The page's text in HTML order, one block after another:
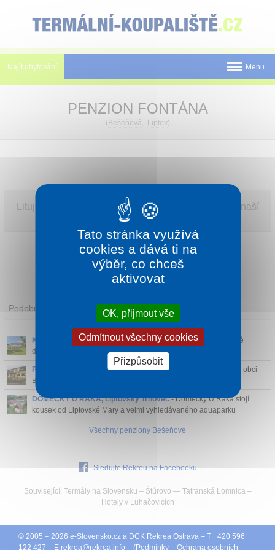
Najít ubytování
Postup rezervace
Menu
PENZION FONTÁNA
( Bešeňová, Liptov)
Litujeme, PENZION FONTÁNA momentálně není v naší
nabídce.
Podobní ubytovatelé
KÚPELE LÚČKY KH CHOČ, Lúčky- Lázně Lúčky leží v horské
dolině pod úbočím Choče, na rozhraní Oravy a Liptova.
PENZION AGROTHERMAL, Bešeňová- Penzion se nachází v obci
Bešeňová cca 10 minut chůze od areálu termálního koupaliště.
DOMEČKY U RAKA, Liptovský Trnovec- Domečky U Raka stojí
kousek od Liptovské Mary a velmi vyhledávaného aquaparku
Tatralandia.
Všechny penziony Bešeňové
Sledujte Rekreu na Facebooku
Související: Termály na Slovensku – Štúrovo — Tatranská Lomnica–
Hotely v Luhačovicích
© 2005 – 2026 e-Slovensko.cz a DCK Rekrea Ostrava – T +420 596
122 427 – E rekrea@rekrea.info – (Podmínky – Ochrana osobních
Tato stránka využívá
cookies a dává ti na
výběr, co chceš
aktivovat
OK, přijmout vše
Odmítnout všechny cookies
Přizpůsobit